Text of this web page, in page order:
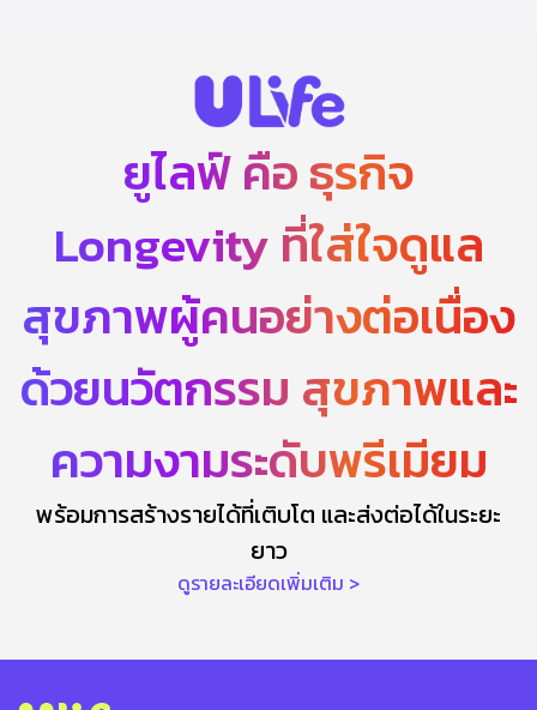
ยูไลฟ์ คือ ธุรกิจ
Longevity ที่ใส่ใจดูแล
สุขภาพผู้คนอย่างต่อเนื่อง
ด้วยนวัตกรรม สุขภาพและ
ความงามระดับพรีเมียม
พร้อมการสร้างรายได้ที่เติบโต และส่งต่อได้ในระยะ
ยาว
ดูรายละเอียดเพิ่มเติม >